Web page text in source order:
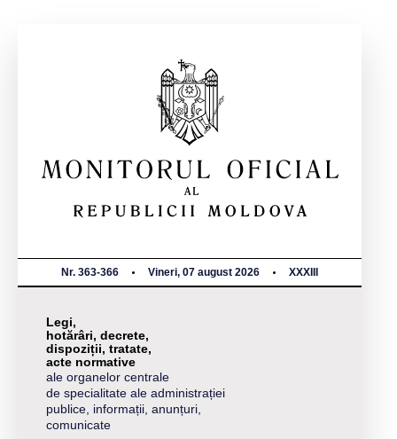
Nr. 363-366 Vineri, 07 august 2026 XXXIII
Legi,
hotărâri, decrete,
dispoziții, tratate,
acte normative
ale organelor centrale
de specialitate ale administrației
publice, informații, anunțuri,
comunicate